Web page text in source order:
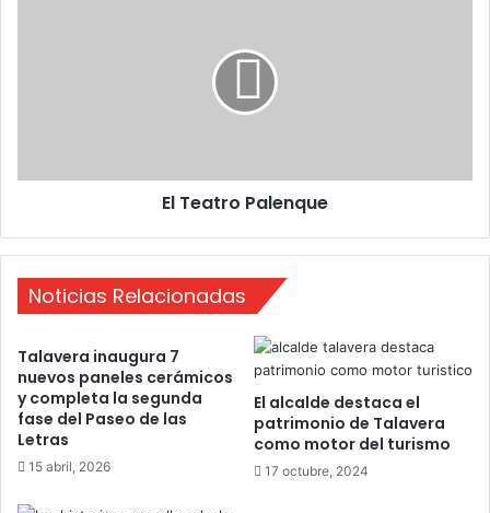
e
r
2
0
1
4
P
u
El Teatro Palenque
Noticias Relacionadas
Talavera inaugura 7
nuevos paneles cerámicos
y completa la segunda
fase del Paseo de las
Letras
15 abril, 2026
El alcalde destaca el
patrimonio de Talavera
como motor del turismo
17 octubre, 2024